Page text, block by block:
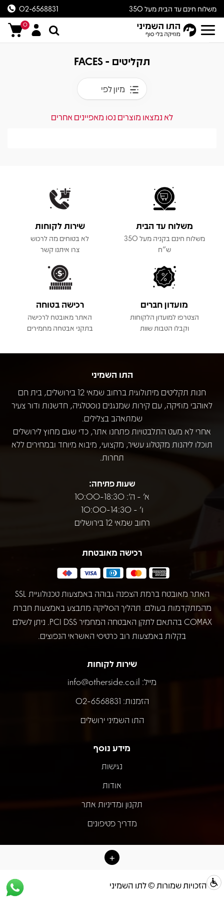
משלוח חינם עד הבית מעל 350
ש״ח
02-6568831
0
תקליטים - FACES
מיון לפי
לא נמצאו מוצרים נסו מאפיינים אחרים
משלוח עד הבית
משלוח חינם בקניה מעל 350
ש"ח
שירות לקוחות
לא בטוחים מה לרכוש
צרו איתנו קשר
מועדון חברים
הצטרפו למועדון הלקוחות
וקבלו הטבות שוות
רכישה בטוחה
האתר מאובטח לרכישה
בתקני אבטחה מחמירים
התו השמיני
חנות תקליטים מיתולוגית ברחוב שמאי 12 בירושלים, בית חם
לאוהבי מוזיקה, עם קירות שמנגנים נוסטלגיה, חדשנות ודור צעיר
שמתאהב בצלילים.
אחרי לא מעט התלבטויות פתחנו אתר, כדי שגם מחוץ לירושלים
תוכלו ליהנות מקטלוג עשיר, מקצועי, מיבוא מיוחד ובמחירים ללא
תחרות.
שעות פתיחה:
א' - ה': 10:00-18:30
ו' - 10:00-14:30
רחוב שמאי 12 בירושלים
רכישה מאובטחת
האתר מאובטח ברמת הצפנה גבוהה באמצעות טכנולוגיית SSL
מהמתקדמות בעולם. תהליך הסליקה מתבצע באמצעות חברת
COMAX בהתאם לתקן האבטחה המחמיר PCI DSS. ניתן לשלם
בקלות באמצעות רוב כרטיסי האשראי הנפוצים.
שירות לקוחות
מייל: info@otherside.co.il
הזמנות: 02-6568831
התו השמיני ירושלים
מידע נוסף
נגישות
אודות
תקנון ומדיניות אתר
מדריך פטיפונים
כל הזכויות שמורות © לתו השמיני